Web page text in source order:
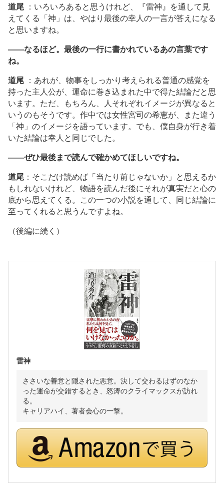
道尾 ：いろいろあると思うけれど、『雷神』を通して見
えてくる「神」は、やはり最後の幸人の一言が答えになる
と思いますね。
――なるほど。最後の一行に書かれているあの言葉です
ね。
道尾 ：あれが、物事をしっかり考えられる普通の感覚を
持った主人公が、運命に巻き込まれた中で得た結論だと思
います。ただ、もちろん、人それぞれイメージが異なると
いうのもそうです。作中では女性宮司の希恵が、また違う
「神」のイメージを語っています。でも、僕自身が行き着
いた結論は幸人と同じでした。
――ぜひ最後まで読んで確かめてほしいですね。
道尾 ：そこだけ読めば「当たり前じゃないか」と思えるか
もしれないけれど、物語を読んだ後にそれが真実だと心の
底から思えてくる。この一つの小説を通して、同じ結論に
至ってくれると思うんですよね。
（後編に続く）
雷神
ささいな善意と隠された悪意。決して交わるはずのなか
った運命が交錯するとき、怒涛のクライマックスが訪れ
る。
キャリアハイ、著者会心の一撃。